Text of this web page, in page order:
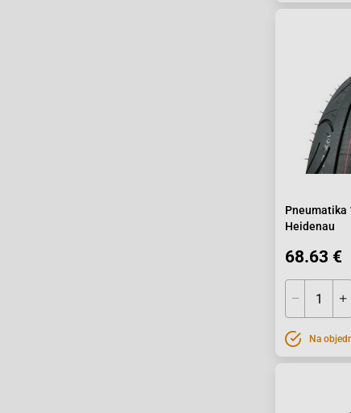
Pneumatika
Heidenau
68.63 €
Na